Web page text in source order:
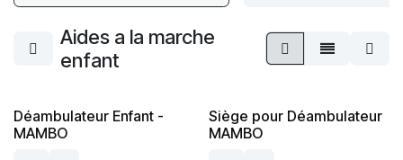
Aides a la marche
enfant
Déambulateur Enfant -
MAMBO
Siège pour Déambulateur
MAMBO